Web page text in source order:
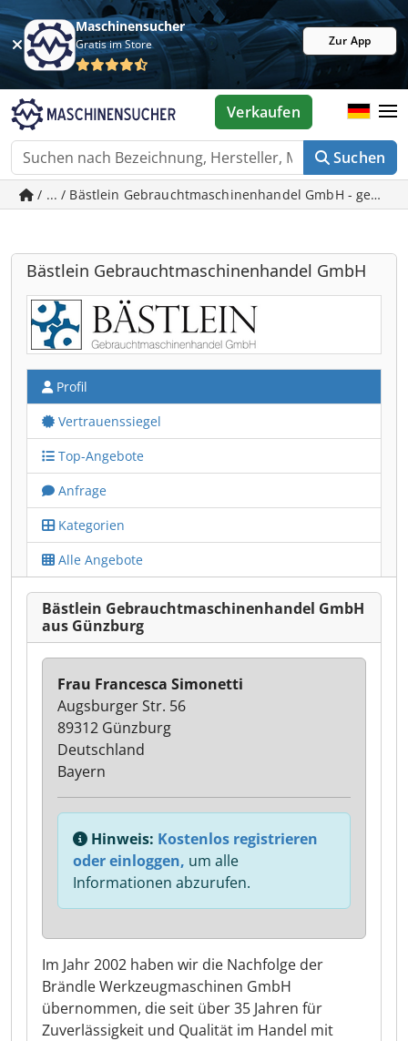
Maschinensucher
Gratis im Store Zur App
Suchen
Verkaufen
/ ... / Bästlein Gebrauchtmaschinenhandel GmbH -
Bästlein Gebrauchtmaschinenhandel GmbH
Profil
Vertrauenssiegel
Top-Angebote
Anfrage
Kategorien
Alle Angebote
Bästlein Gebrauchtmaschinenhandel GmbH
aus Günzburg
Im Jahr 2002 haben wir die Nachfolge der
Brändle Werkzeugmaschinen GmbH
übernommen, die seit über 35 Jahren für
Zuverlässigkeit und Qualität im Handel mit
Frau Francesca Simonetti
Augsburger Str. 56
89312 Günzburg
Deutschland
Bayern
Hinweis: Kostenlos registrieren
oder einloggen, um alle
Informationen abzurufen.